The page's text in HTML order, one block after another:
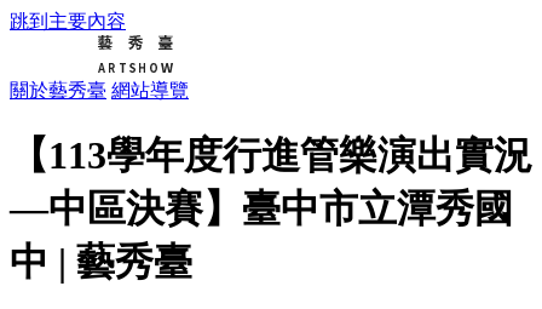
跳到主要內容
關於藝秀臺 網站導覽
【113學年度行進管樂演出實況
—中區決賽】臺中市立潭秀國
中 | 藝秀臺